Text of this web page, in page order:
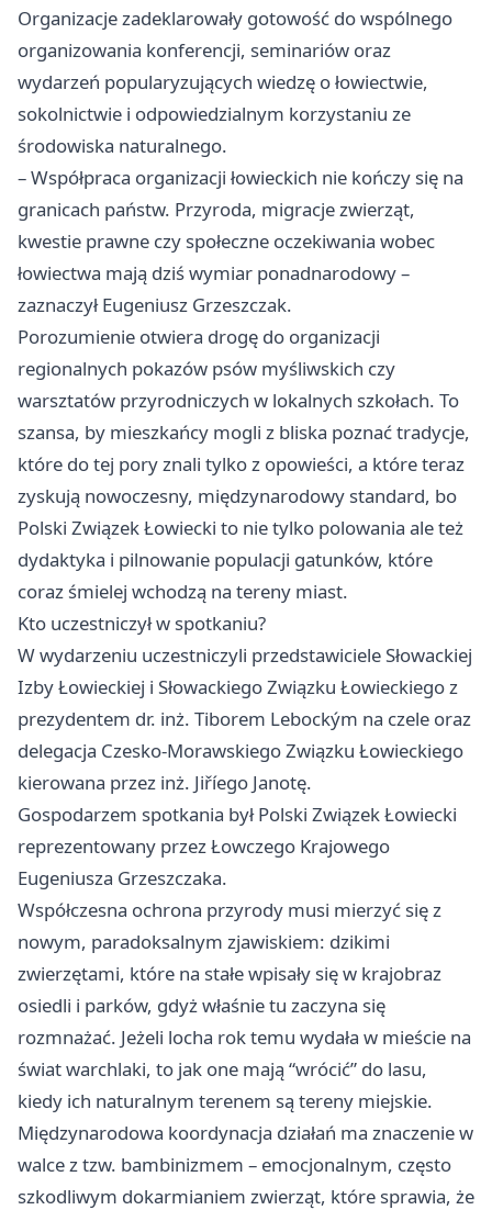
Organizacje zadeklarowały gotowość do wspólnego
organizowania konferencji, seminariów oraz
wydarzeń popularyzujących wiedzę o łowiectwie,
sokolnictwie i odpowiedzialnym korzystaniu ze
środowiska naturalnego.
– Współpraca organizacji łowieckich nie kończy się na
granicach państw. Przyroda, migracje zwierząt,
kwestie prawne czy społeczne oczekiwania wobec
łowiectwa mają dziś wymiar ponadnarodowy –
zaznaczył Eugeniusz Grzeszczak.
Porozumienie otwiera drogę do organizacji
regionalnych pokazów psów myśliwskich czy
warsztatów przyrodniczych w lokalnych szkołach. To
szansa, by mieszkańcy mogli z bliska poznać tradycje,
które do tej pory znali tylko z opowieści, a które teraz
zyskują nowoczesny, międzynarodowy standard, bo
Polski Związek Łowiecki to nie tylko polowania ale też
dydaktyka i pilnowanie populacji gatunków, które
coraz śmielej wchodzą na tereny miast.
Kto uczestniczył w spotkaniu?
W wydarzeniu uczestniczyli przedstawiciele Słowackiej
Izby Łowieckiej i Słowackiego Związku Łowieckiego z
prezydentem dr. inż. Tiborem Lebockým na czele oraz
delegacja Czesko-Morawskiego Związku Łowieckiego
kierowana przez inż. Jiříego Janotę.
Gospodarzem spotkania był Polski Związek Łowiecki
reprezentowany przez Łowczego Krajowego
Eugeniusza Grzeszczaka.
Współczesna ochrona przyrody musi mierzyć się z
nowym, paradoksalnym zjawiskiem: dzikimi
zwierzętami, które na stałe wpisały się w krajobraz
osiedli i parków, gdyż właśnie tu zaczyna się
rozmnażać. Jeżeli locha rok temu wydała w mieście na
świat warchlaki, to jak one mają “wrócić” do lasu,
kiedy ich naturalnym terenem są tereny miejskie.
Międzynarodowa koordynacja działań ma znaczenie w
walce z tzw. bambinizmem – emocjonalnym, często
szkodliwym dokarmianiem zwierząt, które sprawia, że